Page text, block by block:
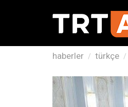
haberler türkçe